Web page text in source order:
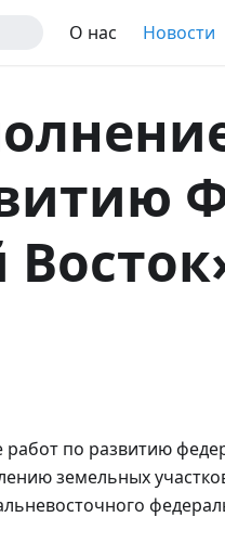
О нас Новости
работ по развитию
земельных